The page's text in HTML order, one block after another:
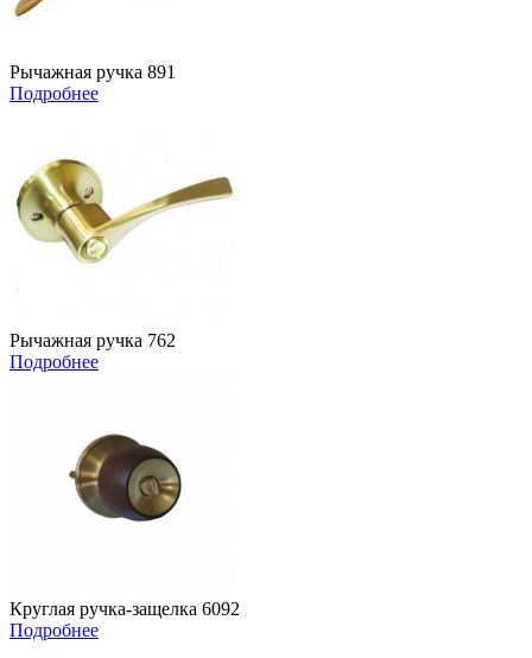
Рычажная ручка 891
Подробнее
Рычажная ручка 762
Подробнее
Круглая ручка-защелка 6092
Подробнее